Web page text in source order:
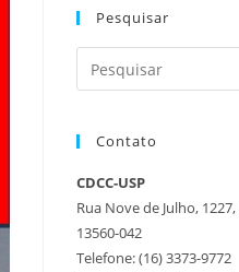
Pesquisar
Contato
CDCC-USP
Rua Nove de Julho,
13560-042
Telefone: (16) 3373-9772